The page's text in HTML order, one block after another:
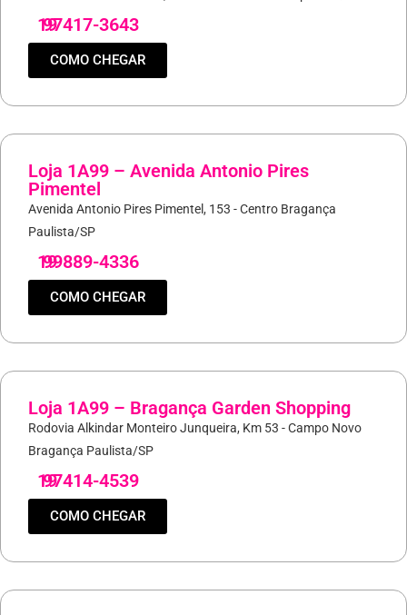
19
97417-3643
COMO CHEGAR
Loja 1A99 – Avenida Antonio Pires
Pimentel
Avenida Antonio Pires Pimentel, 153 - Centro Bragança
Paulista/SP
19
99889-4336
COMO CHEGAR
Loja 1A99 – Bragança Garden Shopping
Rodovia Alkindar Monteiro Junqueira, Km 53 - Campo Novo
Bragança Paulista/SP
19
97414-4539
COMO CHEGAR